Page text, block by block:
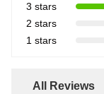
3 stars
2 stars
1 stars
All Reviews